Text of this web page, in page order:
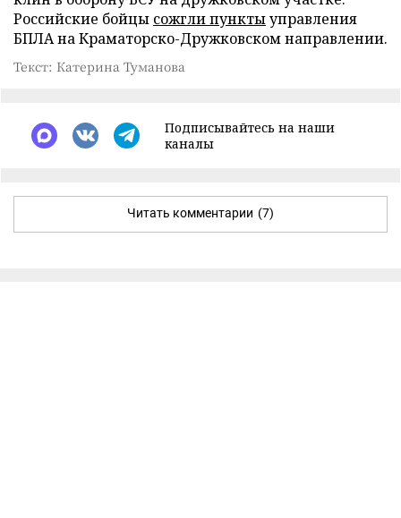
Российские бойцы сожгли пунктыуправления
БПЛА на Краматорско-Дружковском направлении.
Текст: Катерина Туманова
Подписывайтесь на наши
каналы
Читать комментарии (7)